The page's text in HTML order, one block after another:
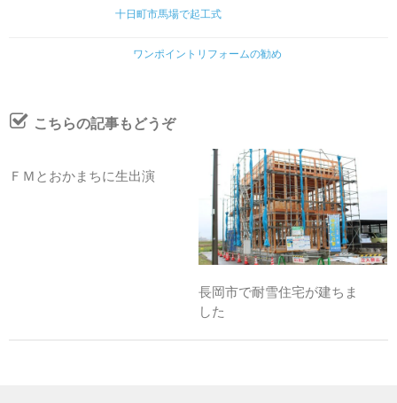
十日町市馬場で起工式
ワンポイントリフォームの勧め
こちらの記事もどうぞ
ＦＭとおかまちに生出演
長岡市で耐雪住宅が建ちま
した